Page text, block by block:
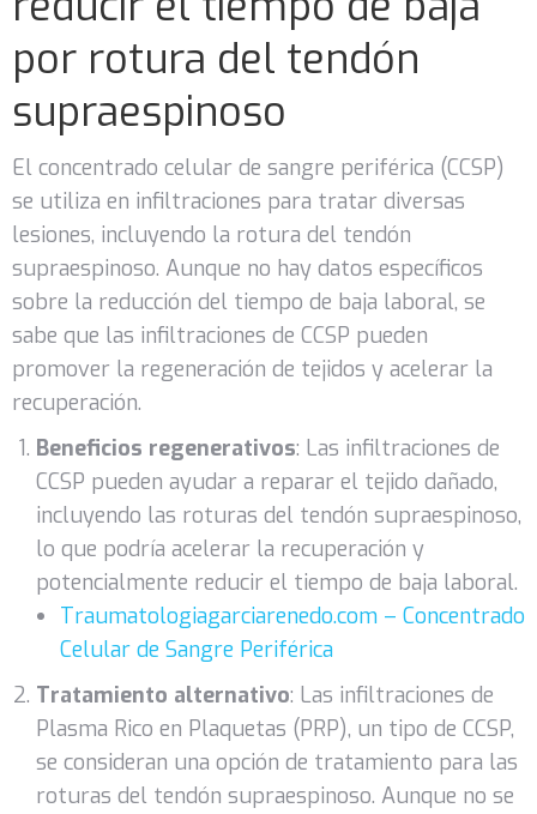
por rotura del tendón
supraespinoso
El concentrado celular de sangre periférica (CCSP)
se utiliza en infiltraciones para tratar diversas
lesiones, incluyendo la rotura del tendón
supraespinoso. Aunque no hay datos específicos
sobre la reducción del tiempo de baja laboral, se
sabe que las infiltraciones de CCSP pueden
promover la regeneración de tejidos y acelerar la
recuperación.
Beneficios regenerativos: Las infiltraciones de
CCSP pueden ayudar a reparar el tejido dañado,
incluyendo las roturas del tendón supraespinoso,
lo que podría acelerar la recuperación y
potencialmente reducir el tiempo de baja laboral.
Traumatologiagarciarenedo.com – Concentrado
Celular de Sangre Periférica
Tratamiento alternativo: Las infiltraciones de
Plasma Rico en Plaquetas (PRP), un tipo de CCSP,
se consideran una opción de tratamiento para las
roturas del tendón supraespinoso. Aunque no se